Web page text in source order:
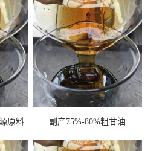
原料
副产75%-80%粗甘油